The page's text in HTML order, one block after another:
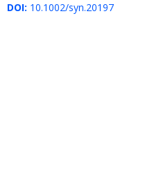
DOI: 10.1002/syn.20197